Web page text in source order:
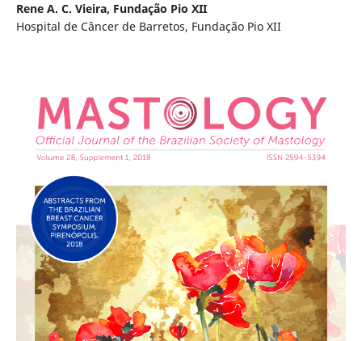
Rene A. C. Vieira, Fundação Pio XII
Hospital de Câncer de Barretos, Fundação Pio XII